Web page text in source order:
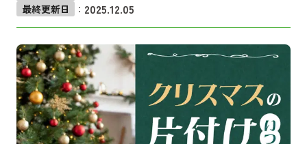
最終更新日 ： 2025.12.05